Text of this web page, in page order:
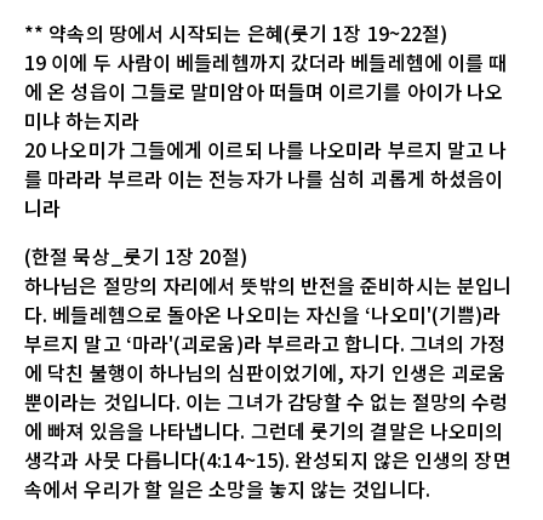
** 약속의 땅에서 시작되는 은혜(룻기 1장 19~22절)
19 이에 두 사람이 베들레헴까지 갔더라 베들레헴에 이를 때
에 온 성읍이 그들로 말미암아 떠들며 이르기를 아이가 나오
미냐 하는지라
20 나오미가 그들에게 이르되 나를 나오미라 부르지 말고 나
를 마라라 부르라 이는 전능자가 나를 심히 괴롭게 하셨음이
니라
(한절 묵상_룻기 1장 20절)
하나님은 절망의 자리에서 뜻밖의 반전을 준비하시는 분입니
다. 베들레헴으로 돌아온 나오미는 자신을 ‘나오미'(기쁨)라
부르지 말고 ‘마라'(괴로움)라 부르라고 합니다. 그녀의 가정
에 닥친 불행이 하나님의 심판이었기에, 자기 인생은 괴로움
뿐이라는 것입니다. 이는 그녀가 감당할 수 없는 절망의 수렁
에 빠져 있음을 나타냅니다. 그런데 룻기의 결말은 나오미의
생각과 사뭇 다릅니다(4:14~15). 완성되지 않은 인생의 장면
속에서 우리가 할 일은 소망을 놓지 않는 것입니다.